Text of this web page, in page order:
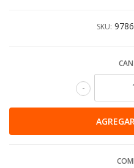
SKU:
-